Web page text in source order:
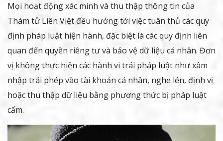
Mọi hoạt động xác minh và thu thập thông tin của
Thám tử Liên Việt đều hướng tới việc tuân thủ các quy
định pháp luật hiện hành, đặc biệt là các quy định liên
quan đến quyền riêng tư và bảo vệ dữ liệu cá nhân. Đơn
vị không thực hiện các hành vi trái pháp luật như xâm
nhập trái phép vào tài khoản cá nhân, nghe lén, định vị
hoặc thu thập dữ liệu bằng phương thức bị pháp luật
cấm.